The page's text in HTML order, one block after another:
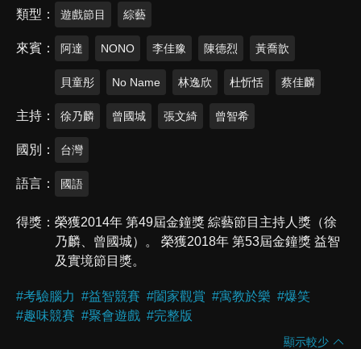
類型 遊戲節目 綜藝
來賓 阿達 NONO 李佳豫 陳德烈 黃喬歆
貝童彤 No Name 林逸欣 杜忻恬 蔡佳麟
主持 徐乃麟 曾國城 張文綺 曾智希
國別 台灣
語言 國語
得獎
榮獲2014年 第49屆金鐘獎 綜藝節目主持人獎（徐
乃麟、曾國城）。 榮獲2018年 第53屆金鐘獎 益智
及實境節目獎。
#考驗腦力 #益智競賽 #闔家觀賞 #寓教於樂 #爆笑
#趣味競賽 #聚會遊戲 #完整版
顯示較少